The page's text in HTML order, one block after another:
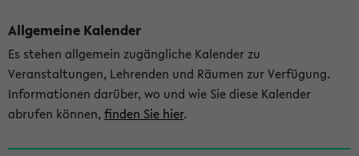
Allgemeine Kalender
Es stehen allgemein zugängliche Kalender zu
Veranstaltungen, Lehrenden und Räumen zur Verfügung.
Informationen darüber, wo und wie Sie diese Kalender
abrufen können, finden Sie hier.